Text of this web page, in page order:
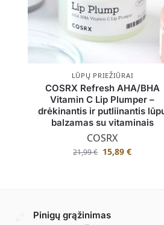
LŪPŲ PRIEŽIŪRAI
COSRX Refresh AHA/BHA
Vitamin C Lip Plumper –
drėkinantis ir putliinantis
balzamas su vitaminais
COSRX
21,99€ 15,89€
Pinigų grąžinimas